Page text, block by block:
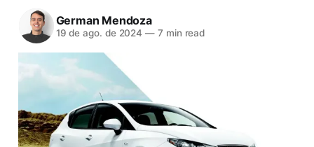
German Mendoza
19 de ago. de 2024 — 7 min read